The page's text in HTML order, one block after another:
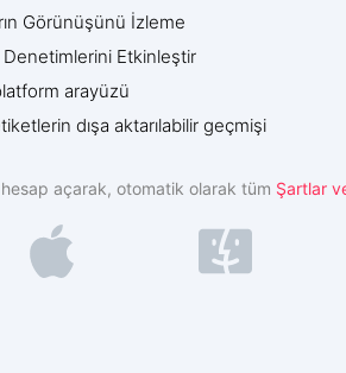
Görünüşünü İzleme
Etkinleştir
arayüzü
dışa aktarılabilir geçmişi
açarak, otomatik olarak tüm Şartlar